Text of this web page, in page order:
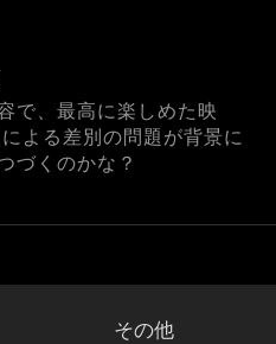
で、最高に楽しめた映
よる差別の問題が背景に
づくのかな？
その他